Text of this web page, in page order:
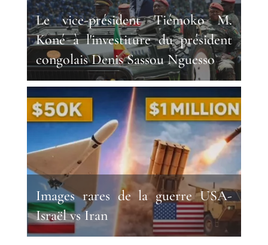
Le vice-président Tiémoko M.
Koné à l'investiture du président
congolais Denis Sassou Nguesso
Images rares de la guerre USA-
Israël vs Iran